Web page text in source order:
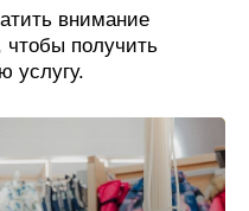
внимание
чтобы получить
услугу.